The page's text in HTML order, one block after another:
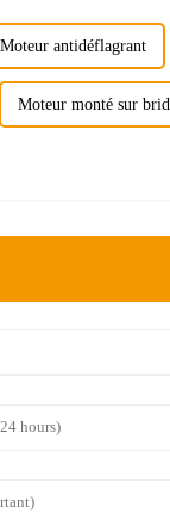
Moteur antidéflagrant
Moteur monté sur